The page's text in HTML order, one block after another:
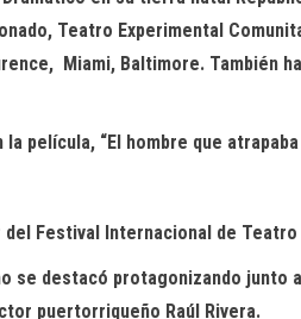
Teatro Experimental
Miami, Baltimore. También
película, “El hombre que
Festival Internacional de Teatro
se destacó protagonizando
puertorriqueño Raúl Rivera.